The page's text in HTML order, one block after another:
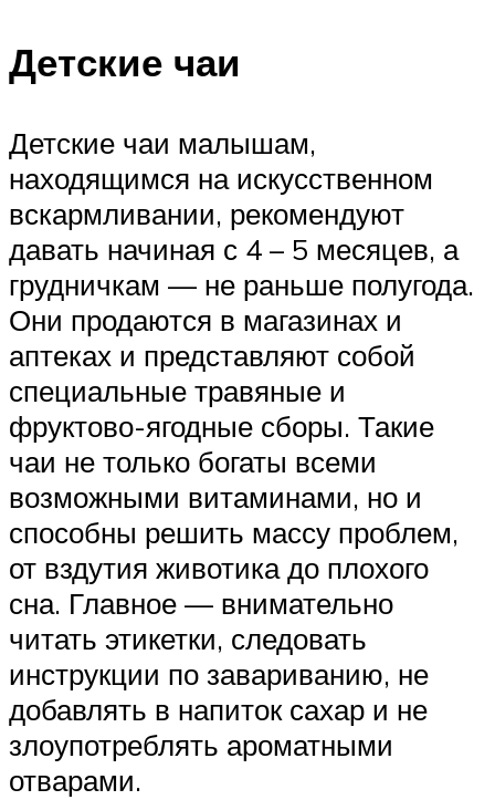
Детские чаи
Детские чаи малышам,
находящимся на искусственном
вскармливании, рекомендуют
давать начиная с 4 – 5 месяцев, а
грудничкам — не раньше полугода.
Они продаются в магазинах и
аптеках и представляют собой
специальные травяные и
фруктово-ягодные сборы. Такие
чаи не только богаты всеми
возможными витаминами, но и
способны решить массу проблем,
от вздутия животика до плохого
сна. Главное — внимательно
читать этикетки, следовать
инструкции по завариванию, не
добавлять в напиток сахар и не
злоупотреблять ароматными
отварами.